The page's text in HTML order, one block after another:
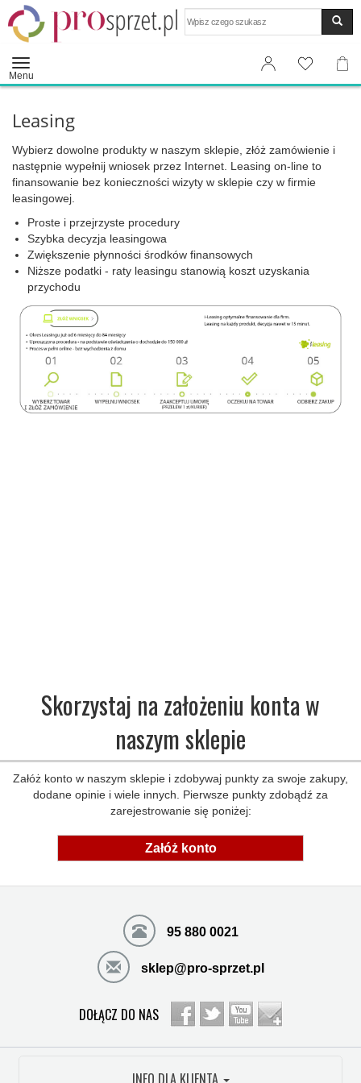
Menu
Leasing
Wybierz dowolne produkty w naszym sklepie, złóż zamówienie i
następnie wypełnij wniosek przez Internet. Leasing on-line to
finansowanie bez konieczności wizyty w sklepie czy w firmie
leasingowej.
Proste i przejrzyste procedury
Szybka decyzja leasingowa
Zwiększenie płynności środków finansowych
Niższe podatki - raty leasingu stanowią koszt uzyskania
przychodu
Skorzystaj na założeniu konta w
naszym sklepie
Załóż konto w naszym sklepie i zdobywaj punkty za swoje zakupy,
dodane opinie i wiele innych. Pierwsze punkty zdobądź za
zarejestrowanie się poniżej:
Załóż konto
95 880 0021
sklep@pro-sprzet.pl
DOŁĄCZ DO NAS
INFO DLA KLIENTA